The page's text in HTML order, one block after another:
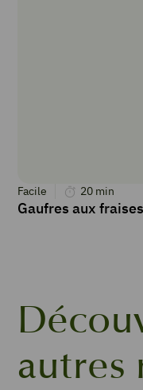
Facile 20 min
Gaufres aux
autres